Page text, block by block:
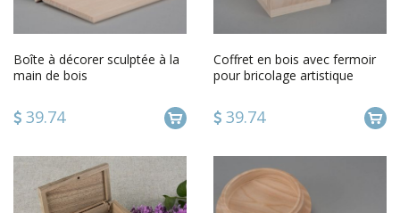
Boîte à décorer sculptée à la
main de bois
39.74
Coffret en bois avec fermoir
pour bricolage artistique
39.74